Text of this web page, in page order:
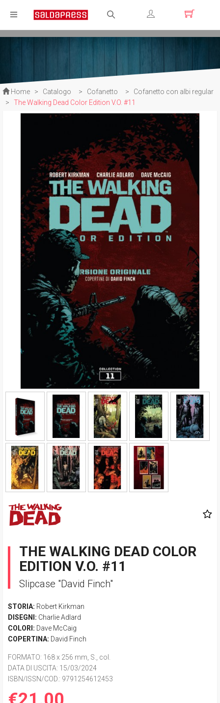
Registrati
Home > Catalogo > Cofanetto >
Cofanetto con albi regular
>
The Walking Dead Color Edition V.O. #11
THE WALKING DEAD COLOR
EDITION V.O. #11
Slipcase "David Finch"
STORIA: Robert Kirkman
DISEGNI: Charlie Adlard
COLORI: Dave McCaig
COPERTINA: David Finch
FORMATO: 168 x 256 mm, S., col.
DATA DI USCITA: 15/03/2024
ISBN/ISSN/COD.: 9791254612453